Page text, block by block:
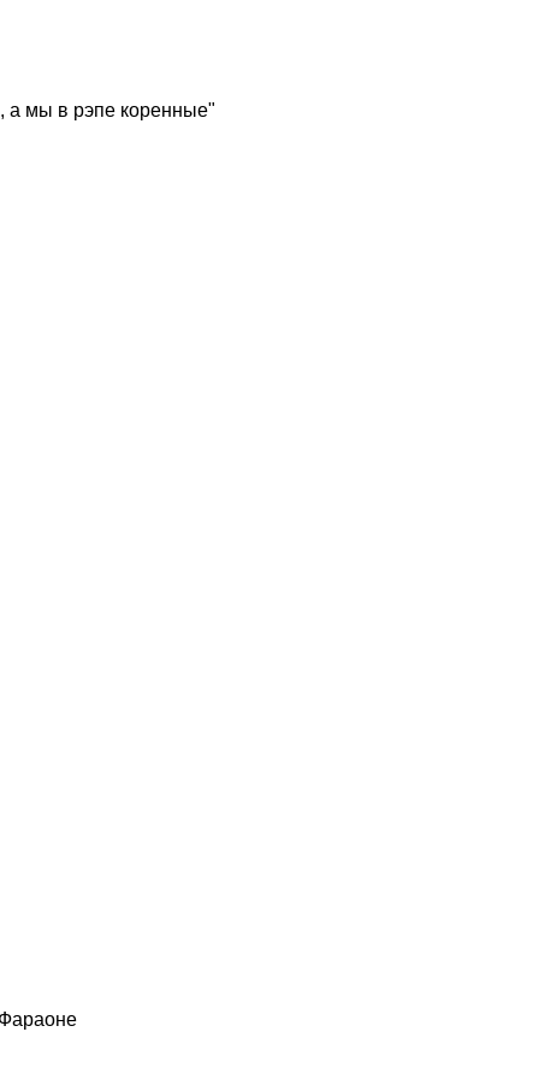
а мы в рэпе коренные"